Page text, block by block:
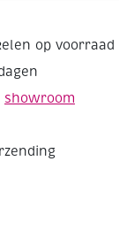
aantal
op voorraad
showroom